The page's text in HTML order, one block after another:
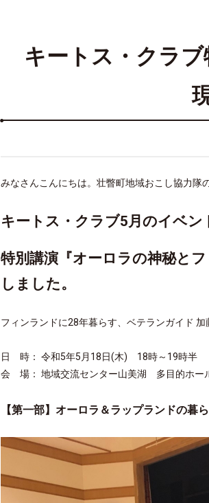
キートス・クラ
みなさんこんにちは。壮瞥町地域おこし協力隊
キートス・クラブ5月のイベン
特別講演『オーロラの神秘と
しました。
フィンランドに28年暮らす、 ベテランガイド 加
日 時： 令和5年5月18日(木) 18時～19時半
会 場： 地域交流センター山美湖 多目的ホー
【第一部】オーロラ＆ラップランドの暮